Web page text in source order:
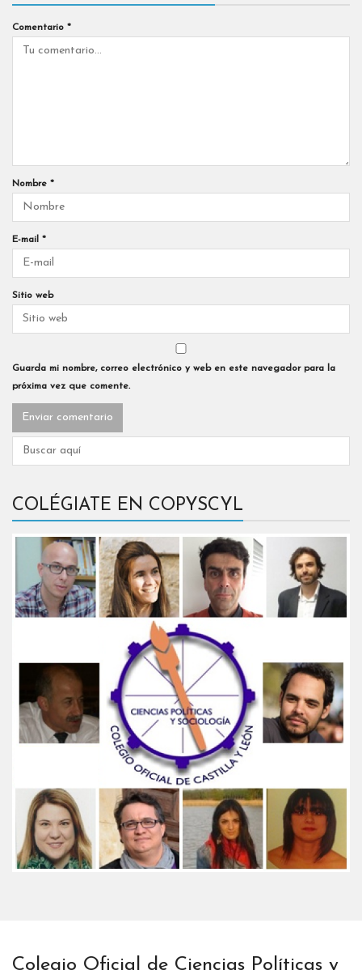
Comentario *
Nombre *
E-mail *
Sitio web
Guarda mi nombre, correo electrónico y web en este navegador para la
próxima vez que comente.
COLÉGIATE EN COPYSCYL
Colegio Oficial de Ciencias Políticas y